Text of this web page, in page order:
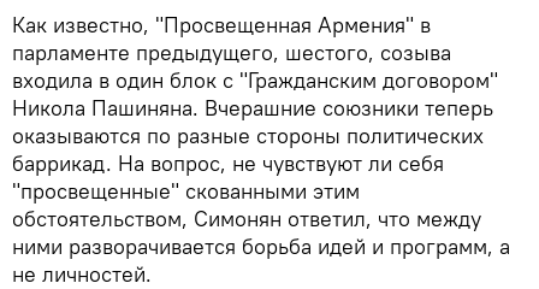
Как известно, "Просвещенная Армения" в
парламенте предыдущего, шестого, созыва
входила в один блок с "Гражданским договором"
Никола Пашиняна. Вчерашние союзники теперь
оказываются по разные стороны политических
баррикад. На вопрос, не чувствуют ли себя
"просвещенные" скованными этим
обстоятельством, Симонян ответил, что между
ними разворачивается борьба идей и программ, а
не личностей.